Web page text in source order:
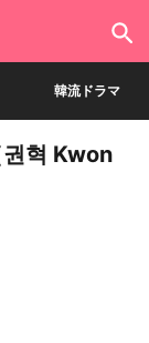
韓流ドラマ
혁 Kwon